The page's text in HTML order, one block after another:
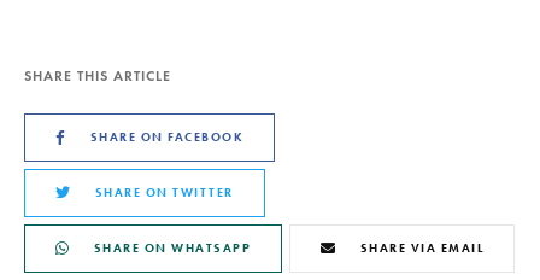
SHARE THIS ARTICLE
SHARE ON FACEBOOK
SHARE ON TWITTER
SHARE ON WHATSAPP SHARE VIA EMAIL